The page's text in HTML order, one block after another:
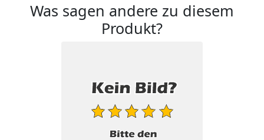
Was sagen andere zu diesem
Produkt?